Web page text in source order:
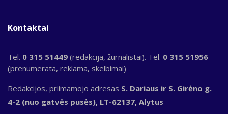
Kontaktai
Tel. 0 315 51449 (redakcija, žurnalistai). Tel. 0 315 51956
(prenumerata, reklama, skelbimai)
Redakcijos, priimamojo adresas S. Dariaus ir S. Girėno g.
4-2 (nuo gatvės pusės), LT-62137, Alytus